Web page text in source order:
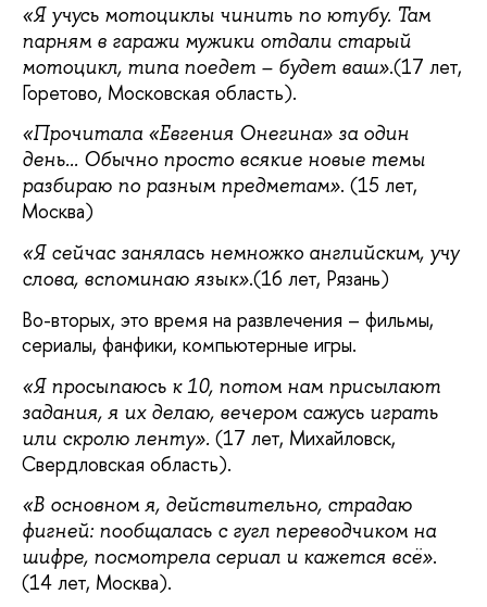
«Я учусь мотоциклы чинить по ютубу. Там
парням в гаражи мужики отдали старый
мотоцикл, типа поедет – будет ваш».(17 лет,
Горетово, Московская область).
«Прочитала «Евгения Онегина» за один
день... Обычно просто всякие новые темы
разбираю по разным предметам». (15 лет,
Москва)
«Я сейчас занялась немножко английским, учу
слова, вспоминаю язык».(16 лет, Рязань)
Во-вторых, это время на развлечения – фильмы,
сериалы, фанфики, компьютерные игры.
«Я просыпаюсь к 10, потом нам присылают
задания, я их делаю, вечером сажусь играть
или скролю ленту». (17 лет, Михайловск,
Свердловская область).
«В основном я, действительно, страдаю
фигней: пообщалась с гугл переводчиком на
шифре, посмотрела сериал и кажется всё».
(14 лет, Москва).